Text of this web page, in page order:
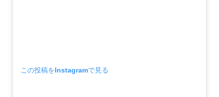
この投稿をInstagramで見る